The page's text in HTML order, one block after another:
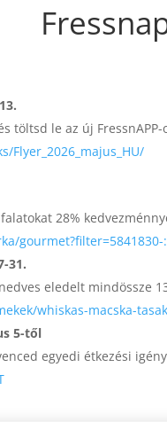
töltsd le az új
28%
gourmet?filter=5841830-
31.
eledelt mindössze
whiskas-macska-
5-től
egyedi étkezési